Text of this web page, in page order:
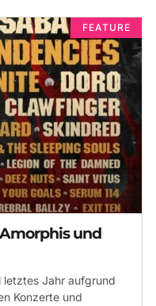
FEATURE
Amorphis und
letztes Jahr aufgrund
Konzerte und